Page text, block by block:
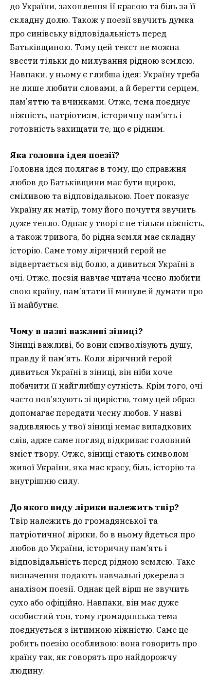
до України, захоплення її красою та біль за її
складну долю. Також у поезії звучить думка
про синівську відповідальність перед
Батьківщиною. Тому цей текст не можна
звести тільки до милування рідною землею.
Навпаки, у ньому є глибша ідея: Україну треба
не лише любити словами, а й берегти серцем,
пам’яттю та вчинками. Отже, тема поєднує
ніжність, патріотизм, історичну пам’ять і
готовність захищати те, що є рідним.
Яка головна ідея поезії?
Головна ідея полягає в тому, що справжня
любов до Батьківщини має бути щирою,
сміливою та відповідальною. Поет показує
Україну як матір, тому його почуття звучить
дуже тепло. Однак у творі є не тільки ніжність,
а також тривога, бо рідна земля має складну
історію. Саме тому ліричний герой не
відвертається від болю, а дивиться Україні в
очі. Отже, поезія навчає читача чесно любити
свою країну, пам’ятати її минуле й думати про
її майбутнє.
Чому в назві важливі зіниці?
Зіниці важливі, бо вони символізують душу,
правду й пам’ять. Коли ліричний герой
дивиться Україні в зіниці, він ніби хоче
побачити її найглибшу сутність. Крім того, очі
часто пов’язують зі щирістю, тому цей образ
допомагає передати чесну любов. У назві
задивляюсь у твої зіниці немає випадкових
слів, адже саме погляд відкриває головний
зміст твору. Отже, зіниці стають символом
живої України, яка має красу, біль, історію та
внутрішню силу.
До якого виду лірики належить твір?
Твір належить до громадянської та
патріотичної лірики, бо в ньому йдеться про
любов до України, історичну пам’ять і
відповідальність перед рідною землею. Таке
визначення подають навчальні джерела з
аналізом поезії. Однак цей вірш не звучить
сухо або офіційно. Навпаки, він має дуже
особистий тон, тому громадянська тема
поєднується з інтимною ніжністю. Саме це
робить поезію особливою: вона говорить про
країну так, як говорять про найдорожчу
людину.